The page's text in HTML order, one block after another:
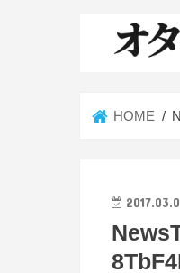
HOME